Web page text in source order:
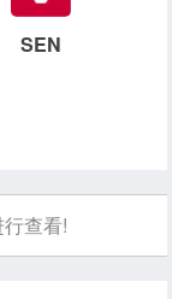
SEN
查看!